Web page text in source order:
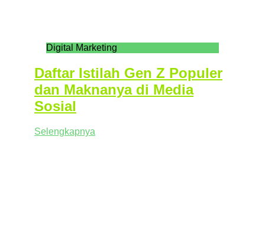
Digital Marketing
Daftar Istilah Gen Z Populer
dan Maknanya di Media
Sosial
Selengkapnya